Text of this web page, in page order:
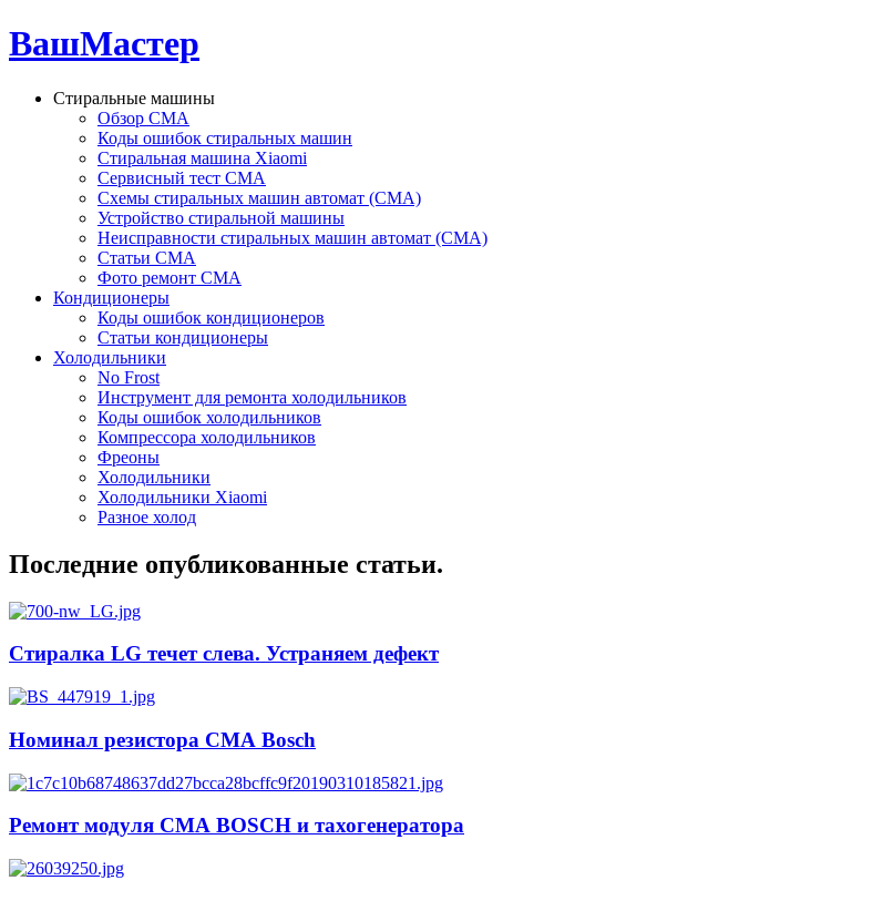
ВашМастер
Стиральные машины
Обзор СМА
Коды ошибок стиральных машин
Стиральная машина Xiaomi
Сервисный тест СМА
Схемы стиральных машин автомат (СМА)
Устройство стиральной машины
Неисправности стиральных машин автомат (СМА)
Статьи СМА
Фото ремонт СМА
Кондиционеры
Коды ошибок кондиционеров
Статьи кондиционеры
Холодильники
No Frost
Инструмент для ремонта холодильников
Коды ошибок холодильников
Компрессора холодильников
Фреоны
Холодильники
Холодильники Xiaomi
Разное холод
Последние опубликованные статьи.
Стиралка LG течет слева. Устраняем дефект
Номинал резистора СМА Bosch
Ремонт модуля СМА BOSCH и тахогенератора